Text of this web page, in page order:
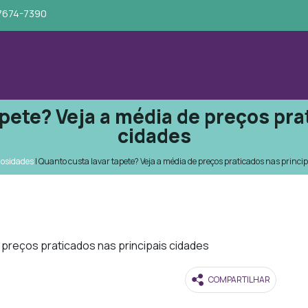
7390
Veja a média de preços
cidades
|Quanto custa lavar tapete? Veja a média de preços praticados nas
COMPARTILHAR